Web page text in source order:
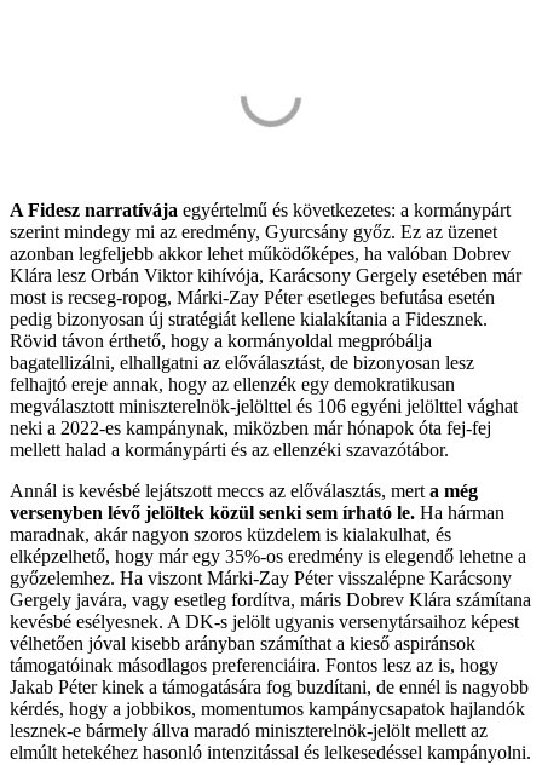
A Fidesz narratívája egyértelmű és következetes: a kormánypárt
szerint mindegy mi az eredmény, Gyurcsány győz. Ez az üzenet
azonban legfeljebb akkor lehet működőképes, ha valóban Dobrev
Klára lesz Orbán Viktor kihívója, Karácsony Gergely esetében már
most is recseg-ropog, Márki-Zay Péter esetleges befutása esetén
pedig bizonyosan új stratégiát kellene kialakítania a Fidesznek.
Rövid távon érthető, hogy a kormányoldal megpróbálja
bagatellizálni, elhallgatni az előválasztást, de bizonyosan lesz
felhajtó ereje annak, hogy az ellenzék egy demokratikusan
megválasztott miniszterelnök-jelölttel és 106 egyéni jelölttel vághat
neki a 2022-es kampánynak, miközben már hónapok óta fej-fej
mellett halad a kormánypárti és az ellenzéki szavazótábor.
Annál is kevésbé lejátszott meccs az előválasztás, mert a még
versenyben lévő jelöltek közül senki sem írható le. Ha hárman
maradnak, akár nagyon szoros küzdelem is kialakulhat, és
elképzelhető, hogy már egy 35%-os eredmény is elegendő lehetne a
győzelemhez. Ha viszont Márki-Zay Péter visszalépne Karácsony
Gergely javára, vagy esetleg fordítva, máris Dobrev Klára számítana
kevésbé esélyesnek. A DK-s jelölt ugyanis versenytársaihoz képest
vélhetően jóval kisebb arányban számíthat a kieső aspiránsok
támogatóinak másodlagos preferenciáira. Fontos lesz az is, hogy
Jakab Péter kinek a támogatására fog buzdítani, de ennél is nagyobb
kérdés, hogy a jobbikos, momentumos kampánycsapatok hajlandók
lesznek-e bármely állva maradó miniszterelnök-jelölt mellett az
elmúlt hetekéhez hasonló intenzitással és lelkesedéssel kampányolni.